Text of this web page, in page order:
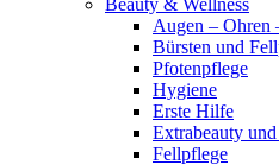
Beauty & Wellness
Augen – Ohren
Bürsten und
Pfotenpflege
Hygiene
Erste Hilfe
Extrabeauty
Fellpflege